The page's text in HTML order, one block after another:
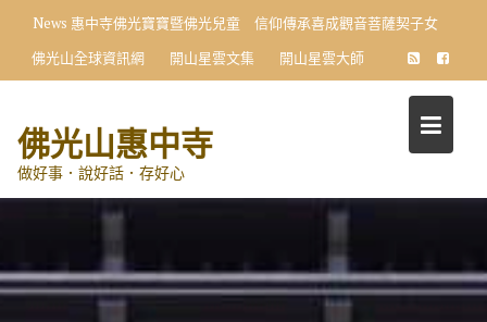
content
News 惠中寺佛光寶寶暨佛光兒童 信仰傳承喜成觀音菩薩契子女
佛光山全球資訊網
開山星雲文集 開山星雲大師
佛光山惠中寺
做好事．說好話．存好心